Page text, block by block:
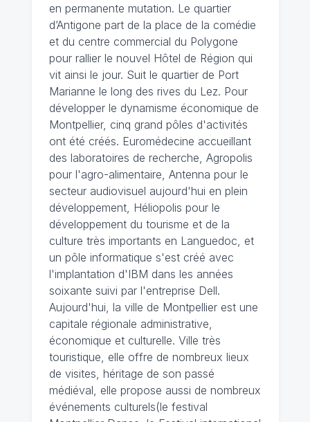
en permanente mutation. Le quartier
d’Antigone part de la place de la comédie
et du centre commercial du Polygone
pour rallier le nouvel Hôtel de Région qui
vit ainsi le jour. Suit le quartier de Port
Marianne le long des rives du Lez. Pour
développer le dynamisme économique de
Montpellier, cinq grand pôles d'activités
ont été créés. Euromédecine accueillant
des laboratoires de recherche, Agropolis
pour l'agro-alimentaire, Antenna pour le
secteur audiovisuel aujourd'hui en plein
développement, Héliopolis pour le
développement du tourisme et de la
culture très importants en Languedoc, et
un pôle informatique s'est créé avec
l'implantation d'IBM dans les années
soixante suivi par l'entreprise Dell.
Aujourd'hui, la ville de Montpellier est une
capitale régionale administrative,
économique et culturelle. Ville très
touristique, elle offre de nombreux lieux
de visites, héritage de son passé
médiéval, elle propose aussi de nombreux
événements culturels(le festival